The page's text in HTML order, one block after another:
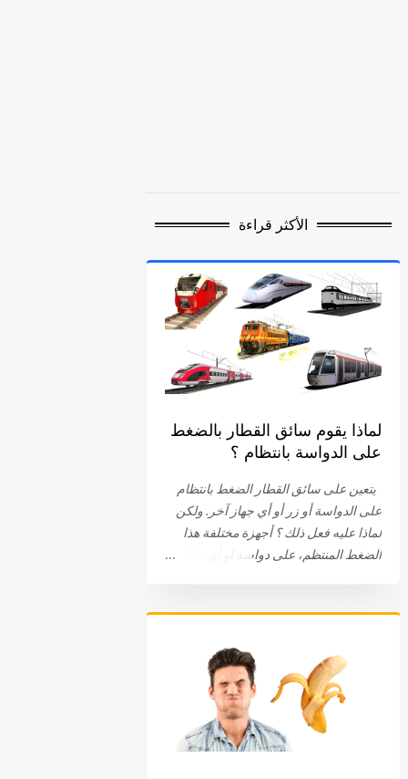
الأكثر قراءة
لماذا يقوم سائق القطار بالضغط
على الدواسة بانتظام ؟
يتعين على سائق القطار الضغط بانتظام
على الدواسة أو زر أو أي جهاز آخر. ولكن
لماذا عليه فعل ذلك ؟ أجهزة مختلفة هذا
الضغط المنتظم، على دواسة أو أي نظام
الجهاز باختلاف الشركات . في البداية، كان
على الدواسة. اليوم، يتم الضغط على
الدواسة، عند نقطة معينة، ثم الضغط عليها
مرة أخرى. في بعض الحالات، يتعين على
السائق الضغط على زر. في بعض الأحيان
يتم توصيل الجهاز بعجلة القيادة أو المقود.